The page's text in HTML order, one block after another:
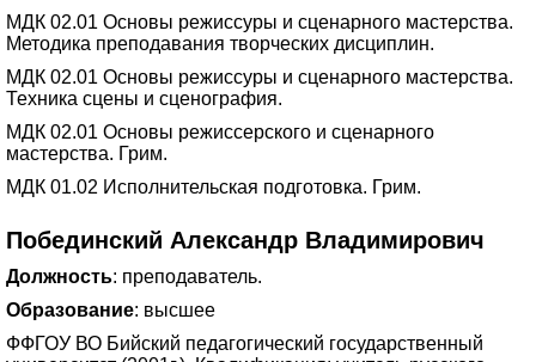
МДК 02.01 Основы режиссуры и сценарного мастерства.
Методика преподавания творческих дисциплин.
МДК 02.01 Основы режиссуры и сценарного мастерства.
Техника сцены и сценография.
МДК 02.01 Основы режиссерского и сценарного
мастерства. Грим.
МДК 01.02 Исполнительская подготовка. Грим.
Побединский Александр Владимирович
Должность: преподаватель.
Образование: высшее
ФФГОУ ВО Бийский педагогический государственный